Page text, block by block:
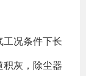
况条件下长
灰， 除尘器